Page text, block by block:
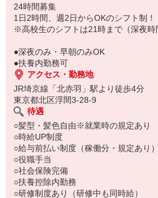
マニュアルも用意していますので飲食店
もちろん先輩クルーがしっかり教えてく
い。
24時間募集
1日2時間、週2日からOKのシフト制！
※高校生のシフトは21時まで（深夜時
●深夜のみ・早朝のみOK
●扶養内勤務可
アクセス・勤務地
JR埼京線「北赤羽」駅より徒歩4分
東京都北区浮間3-28-9
待遇
○髪型・髪色自由※就業時の規定あり
○時給UP制度
○給与前払い制度（稼働分・規定あり）
○役職手当
○社会保険完備
○扶養控除内勤務
○研修制度あり（研修中も同時給）